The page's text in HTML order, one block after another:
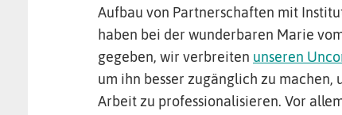
Aufbau von Partnerschaften mit
haben bei der wunderbaren Marie
gegeben, wir verbreiten unseren
um ihn besser zugänglich zu
Arbeit zu professionalisieren. Vor